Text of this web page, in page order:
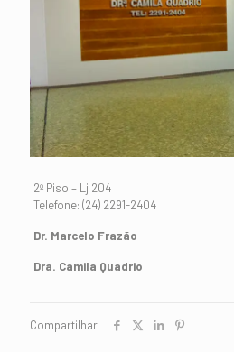
2º Piso – Lj 204
Telefone: (24) 2291-2404
Dr. Marcelo Frazão
Dra. Camila Quadrio
Compartilhar